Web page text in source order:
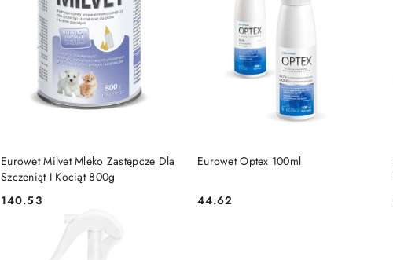
Eurowet Milvet Mleko Zastępcze Dla
Szczeniąt I Kociąt 800g
Cena:
140.53
DO KOSZYKA Eurowet Optex 100ml
Cena:
44.62
DO KOSZYKA